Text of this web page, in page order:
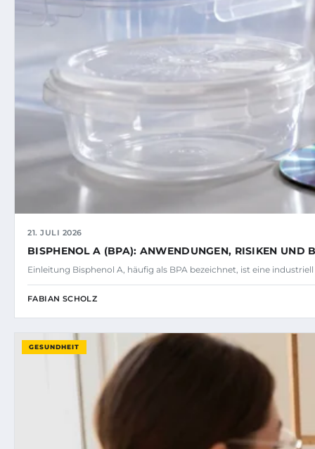
21. JULI 2026
BISPHENOL A (BPA): ANWENDUNGEN, RISIKEN UND
Einleitung Bisphenol A, häufig als BPA bezeichnet, ist eine
FABIAN SCHOLZ
GESUNDHEIT